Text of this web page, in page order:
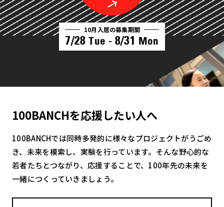
10月入居の募集期間
7/28 Tue - 8/31 Mon
100BANCHを応援したい人へ
100BANCHでは同時多発的に様々なプロジェクトがうごめ
き、未来を模索し、実験を行っています。そんな野心的な
若者たちとつながり、応援することで、100年先の未来を
一緒につくっていきましょう。